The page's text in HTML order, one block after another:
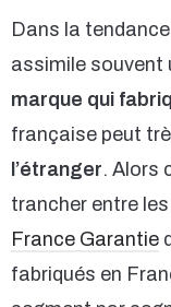
Dans la
assimile souvent
marque qui
française peut
l’étranger. Alors
trancher entre
France Garantie
fabriqués en